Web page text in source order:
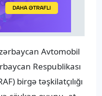
Avtomobil
Respublikası
birgə təşkilatçılığı